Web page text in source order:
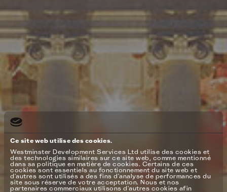
Ce site web utilise des cookies.
Westminster Development Services Ltd utilise des cookies et
des technologies similaires sur ce site web, comme mentionné
dans sa politique en matière de cookies. Certains de ces
cookies sont essentiels au fonctionnement du site web et
d'autres sont utilisés a des fins d'analyse de performances du
site sous réserve de votre acceptation. Nous et nos
partenaires commerciaux utilisons d'autres cookies afin